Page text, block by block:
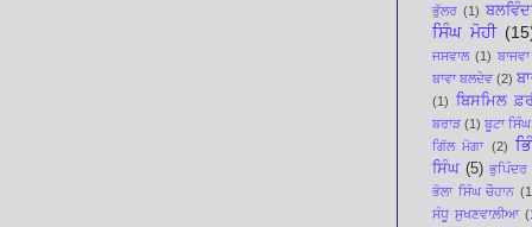
ਭੁੱਲਰ (1)
ਸਿੰਘ ਮੋਹੀ
ਜਸਵਾਲ (1)
ਬਾਵਾ ਬਲਦੇਵ (2)
(1) ਬਿਸਮਿਲ
ਬਰਾੜ (1) ਬੂਟਾ
ਗਿੱਲ ਮੋਗਾ (2)
ਸਿੰਘ (5) ਭੁਪਿੰਦਰ
ਭੋਲਾ ਸਿੰਘ ਚੌਹਾਨ
ਸੰਧੂ ਸੁਖਣਵਾਲ਼ੀਆ